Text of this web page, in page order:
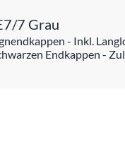
7 Grau
- Inkl.
Endkappen -